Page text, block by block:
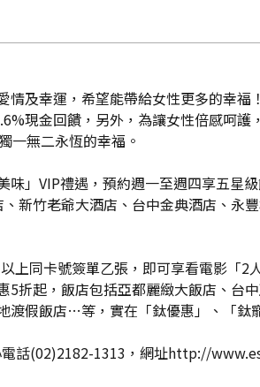
及幸運，希望能帶給女性更多的幸福
現金回饋，另外，為讓女性倍感呵護
一無二永恆的幸福。
」VIP禮遇，預約週一至週四享五星
新竹老爺大酒店、台中金典酒店、永
上同卡號簽單乙張，即可享看電影「2
折起，飯店包括亞都麗緻大飯店、台
渡假飯店…等，實在「鈦優惠」、「鈦
話(02)2182-1313，網址http://